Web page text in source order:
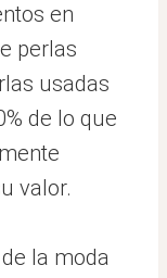
en
perlas
usadas
de lo que
valor.
la moda